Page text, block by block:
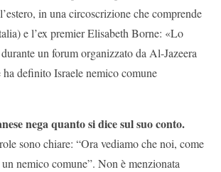
in una circoscrizione che comprende
e l’ex premier Elisabeth Borne: «Lo
un forum organizzato da Al-Jazeera
definito Israele nemico comune
nega quanto si dice sul suo conto.
sono chiare: “Ora vediamo che noi, come
nemico comune”. Non è menzionata